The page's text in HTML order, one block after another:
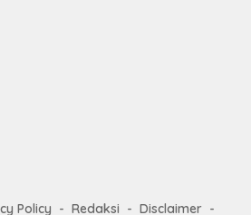
Policy Redaksi Disclaimer